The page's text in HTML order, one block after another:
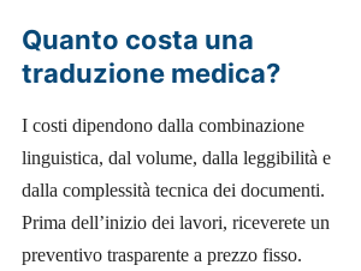
Quanto costa una
traduzione medica?
I costi dipendono dalla combinazione
linguistica, dal volume, dalla leggibilità e
dalla complessità tecnica dei documenti.
Prima dell’inizio dei lavori, riceverete un
preventivo trasparente a prezzo fisso.